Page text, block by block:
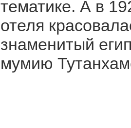
тематике. А в
отеля
знаменитый
мумию